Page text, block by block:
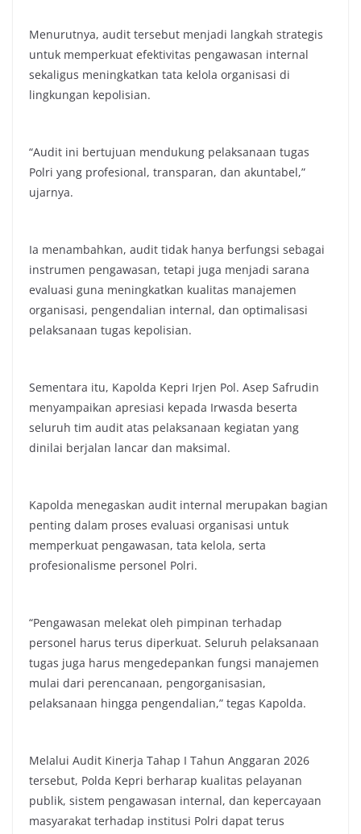
Menurutnya, audit tersebut menjadi langkah strategis
untuk memperkuat efektivitas pengawasan internal
sekaligus meningkatkan tata kelola organisasi di
lingkungan kepolisian.
“Audit ini bertujuan mendukung pelaksanaan tugas
Polri yang profesional, transparan, dan akuntabel,”
ujarnya.
Ia menambahkan, audit tidak hanya berfungsi sebagai
instrumen pengawasan, tetapi juga menjadi sarana
evaluasi guna meningkatkan kualitas manajemen
organisasi, pengendalian internal, dan optimalisasi
pelaksanaan tugas kepolisian.
Sementara itu, Kapolda Kepri Irjen Pol. Asep Safrudin
menyampaikan apresiasi kepada Irwasda beserta
seluruh tim audit atas pelaksanaan kegiatan yang
dinilai berjalan lancar dan maksimal.
Kapolda menegaskan audit internal merupakan bagian
penting dalam proses evaluasi organisasi untuk
memperkuat pengawasan, tata kelola, serta
profesionalisme personel Polri.
“Pengawasan melekat oleh pimpinan terhadap
personel harus terus diperkuat. Seluruh pelaksanaan
tugas juga harus mengedepankan fungsi manajemen
mulai dari perencanaan, pengorganisasian,
pelaksanaan hingga pengendalian,” tegas Kapolda.
Melalui Audit Kinerja Tahap I Tahun Anggaran 2026
tersebut, Polda Kepri berharap kualitas pelayanan
publik, sistem pengawasan internal, dan kepercayaan
masyarakat terhadap institusi Polri dapat terus